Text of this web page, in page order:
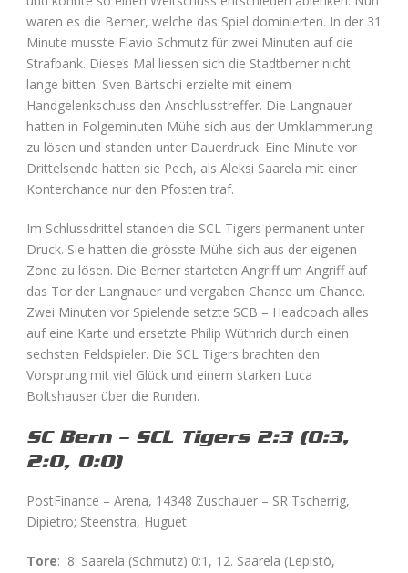
waren es die Berner, welche das Spiel dominierten. In der 31
Minute musste Flavio Schmutz für zwei Minuten auf die
Strafbank. Dieses Mal liessen sich die Stadtberner nicht
lange bitten. Sven Bärtschi erzielte mit einem
Handgelenkschuss den Anschlusstreffer. Die Langnauer
hatten in Folgeminuten Mühe sich aus der Umklammerung
zu lösen und standen unter Dauerdruck. Eine Minute vor
Drittelsende hatten sie Pech, als Aleksi Saarela mit einer
Konterchance nur den Pfosten traf.
Im Schlussdrittel standen die SCL Tigers permanent unter
Druck. Sie hatten die grösste Mühe sich aus der eigenen
Zone zu lösen. Die Berner starteten Angriff um Angriff auf
das Tor der Langnauer und vergaben Chance um Chance.
Zwei Minuten vor Spielende setzte SCB – Headcoach alles
auf eine Karte und ersetzte Philip Wüthrich durch einen
sechsten Feldspieler. Die SCL Tigers brachten den
Vorsprung mit viel Glück und einem starken Luca
Boltshauser über die Runden.
SC Bern – SCL Tigers 2:3 (0:3,
2:0, 0:0)
PostFinance – Arena, 14348 Zuschauer – SR Tscherrig,
Dipietro; Steenstra, Huguet
Tore: 8. Saarela (Schmutz) 0:1, 12. Saarela (Lepistö,